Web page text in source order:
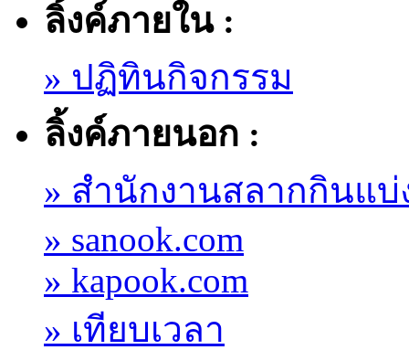
ลิ้งค์ภายใน :
» ปฏิทินกิจกรรม
ลิ้งค์ภายนอก :
» สำนักงานสลากกินแบ่
» sanook.com
» kapook.com
» เทียบเวลา